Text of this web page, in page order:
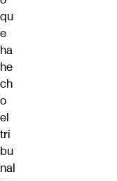
qu
e
ha
he
ch
o
el
tri
bu
nal